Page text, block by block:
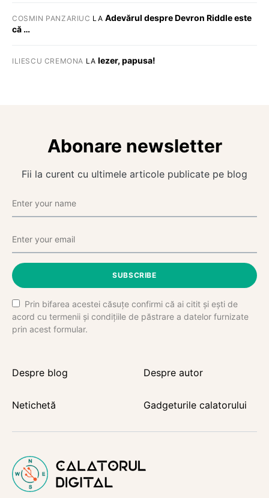
COSMIN PANZARIUC LA Adevărul despre Devron Riddle este
că …
ILIESCU CREMONA LA Iezer, papusa!
Abonare newsletter
Fii la curent cu ultimele articole publicate pe blog
SUBSCRIBE
Prin bifarea acestei căsuțe confirmi că ai citit și ești de
acord cu termenii și condițiile de păstrare a datelor furnizate
prin acest formular.
Despre blog Despre autor
Netichetă Gadgeturile calatorului